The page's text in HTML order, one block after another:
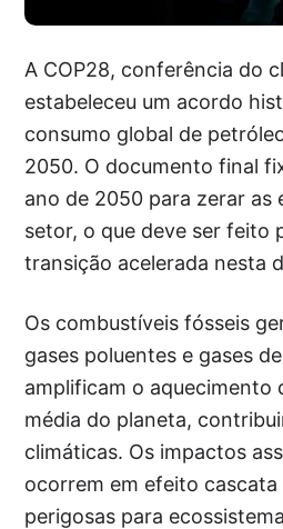
A COP28, conferência do
estabeleceu um acordo
consumo global de
2050. O documento final
ano de 2050 para zerar as
setor, o que deve ser feito
transição acelerada nesta
Os combustíveis fósseis
gases poluentes e gases
amplificam o aquecimento
média do planeta,
climáticas. Os impactos
ocorrem em efeito
perigosas para